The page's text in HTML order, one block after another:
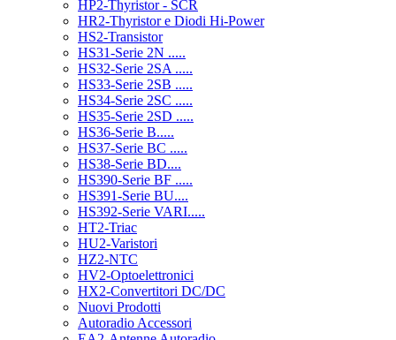
HP2-Thyristor - SCR
HR2-Thyristor e Diodi Hi-Power
HS2-Transistor
HS31-Serie 2N .....
HS32-Serie 2SA .....
HS33-Serie 2SB .....
HS34-Serie 2SC .....
HS35-Serie 2SD .....
HS36-Serie B.....
HS37-Serie BC .....
HS38-Serie BD....
HS390-Serie BF .....
HS391-Serie BU....
HS392-Serie VARI.....
HT2-Triac
HU2-Varistori
HZ2-NTC
HV2-Optoelettronici
HX2-Convertitori DC/DC
Nuovi Prodotti
Autoradio Accessori